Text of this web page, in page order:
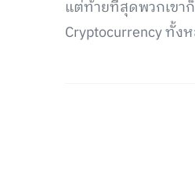
แต่ท้ายที่สุดพวกเขา
Cryptocurrency ทั้ง